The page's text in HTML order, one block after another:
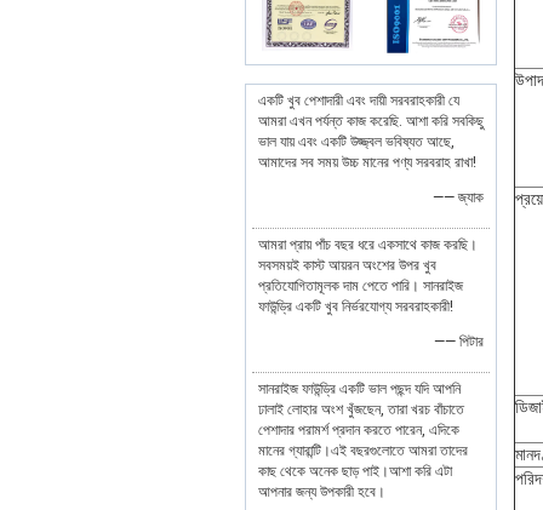
একটি খুব পেশাদারী এবং দায়ী সরবরাহকারী যে
আমরা এখন পর্যন্ত কাজ করেছি. আশা করি সবকিছু
ভাল যায় এবং একটি উজ্জ্বল ভবিষ্যত আছে,
আমাদের সব সময় উচ্চ মানের পণ্য সরবরাহ রাখা!
—— জ্যাক
আমরা প্রায় পাঁচ বছর ধরে একসাথে কাজ করছি।
সবসময়ই কাস্ট আয়রন অংশের উপর খুব
প্রতিযোগিতামূলক দাম পেতে পারি। সানরাইজ
ফাউন্ড্রি একটি খুব নির্ভরযোগ্য সরবরাহকারী!
—— পিটার
সানরাইজ ফাউন্ড্রি একটি ভাল পছন্দ যদি আপনি
ঢালাই লোহার অংশ খুঁজছেন, তারা খরচ বাঁচাতে
পেশাদার পরামর্শ প্রদান করতে পারেন, এদিকে
মানের গ্যারান্টি।এই বছরগুলোতে আমরা তাদের
কাছ থেকে অনেক ছাড় পাই।আশা করি এটা
আপনার জন্য উপকারী হবে।